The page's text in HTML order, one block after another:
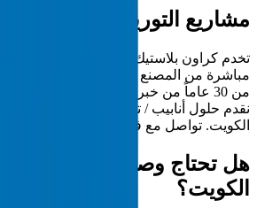
مشاريع التوريد في الكويت
نقدم حلول أنابيب / تجهيزات كاملة لمشاريع
الكويت. تواصل مع فريقنا الفني لمتطلبات
الكويت؟